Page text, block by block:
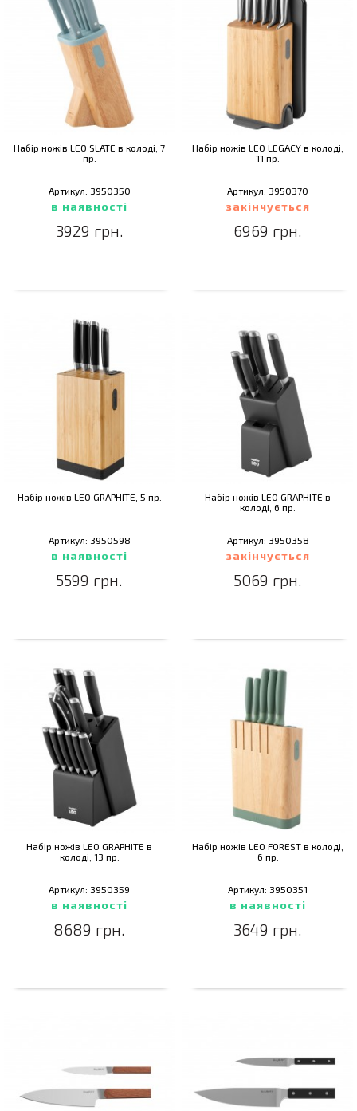
Набір ножів LEO SLATE в колоді, 7
пр.
Артикул: 3950350
в наявності
3929 грн.
Набір ножів LEO LEGACY в колоді,
11 пр.
Артикул: 3950370
закінчується
6969 грн.
Набір ножів LEO GRAPHITE, 5 пр.
Артикул: 3950598
в наявності
5599 грн.
Набір ножів LEO GRAPHITE в
колоді, 6 пр.
Артикул: 3950358
закінчується
5069 грн.
Набір ножів LEO GRAPHITE в
колоді, 13 пр.
Артикул: 3950359
в наявності
8689 грн.
Набір ножів LEO FOREST в колоді,
6 пр.
Артикул: 3950351
в наявності
3649 грн.